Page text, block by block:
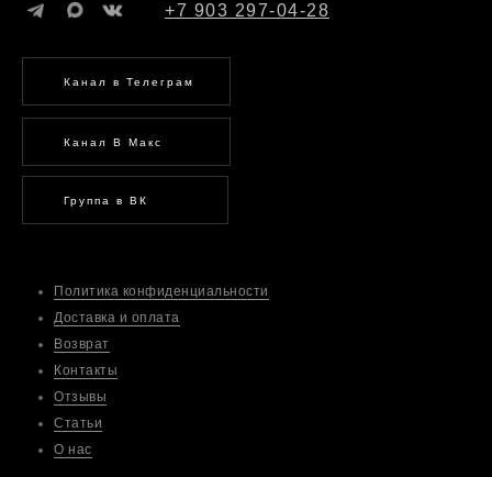
Политика конфиденциальности
Доставка и оплата
Возврат
Контакты
Отзывы
Статьи
О нас
+7 903 297-04-28
Канал В Макс
Группа в ВК
Канал в Телеграм